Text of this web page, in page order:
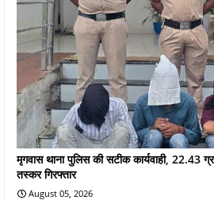
मृगवास थाना पुलिस की सटीक कार्यवाही, 22.43
तस्कर गिरफ्तार
August 05, 2026